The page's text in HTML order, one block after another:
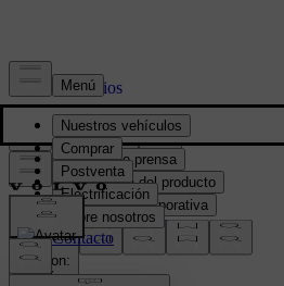
Prensa y Medios
Material de prensa
Información del producto
Información corporativa
Contacto de medios
location:
PY